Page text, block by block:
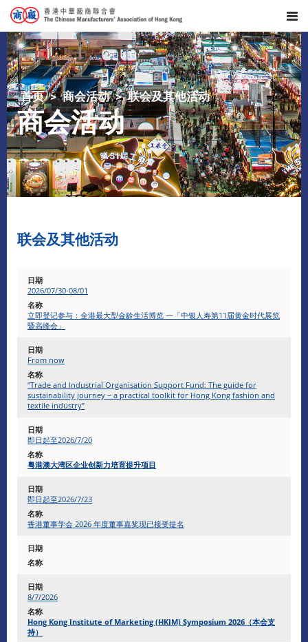
首页 商会活动 联会及其他活动
商会活动
联会及其他活动
2026/07/30-08/01
立即登记参与：全港最大型金龄生活博览 —「中银人寿第11届黄金时代展览
暨高峰会」
From now
“Trade and Industrial Organisation Support Fund: The guide for
sustainability journey – a practical toolkit for Hong Kong fashion and
textile industry”
即日起至2026/7/20
粤港澳大湾区企业创新力培育提升项目
即日起至2026/7/23
香港董事学会 2026 年度董事嘉奖现已接受提名
8/7/2026
Hong Kong Institute of Marketing (HKIM) Symposium 2026（本会支
持）